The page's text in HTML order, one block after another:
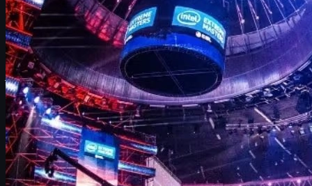
Con la salida deCounter-Strike 2, el debate clásico ha resucitado:
¿quién es el mejor jugador de CS2 del mundo?A diferencia de los
últimos años de CS:GO, donde las discusiones se centraban casi
siempre en s1mple y ZywOo, en CS2 el meta está cambiando
rápido, los equipos se reconstruyen constantemente y varios
jóvenes talentos están rompiendo todas las estadísticas.
CS2 aún es relativamente nuevo a nivel competitivo, por lo que
hablar de un "mejor de todos los tiempos" es prematuro. Pero sí
podemos analizarqué jugadores dominan el servidor hoy, qué
nombres vienen de la época de CS:GO y cuáles están emergiendo
como futuras leyendas.
En esta guía vas a encontrar: